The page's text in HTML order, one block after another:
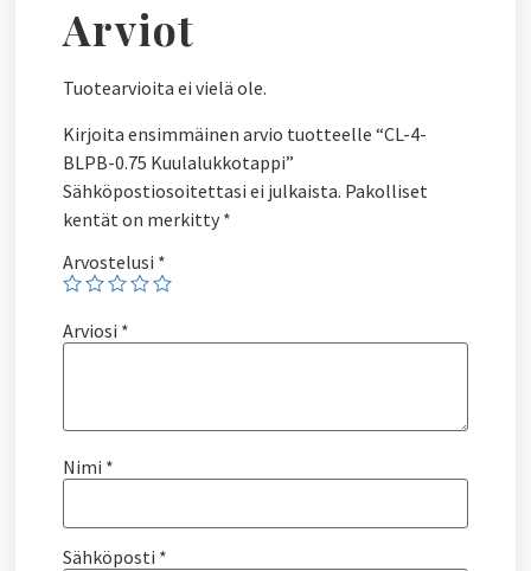
Arviot
Tuotearvioita ei vielä ole.
Kirjoita ensimmäinen arvio tuotteelle “CL-4-
BLPB-0.75 Kuulalukkotappi”
Sähköpostiosoitettasi ei julkaista. Pakolliset
kentät on merkitty *
Arvostelusi *
Arviosi *
Nimi *
Sähköposti *